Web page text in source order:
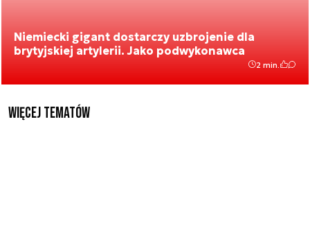
Niemiecki gigant dostarczy uzbrojenie dla
brytyjskiej artylerii. Jako podwykonawca
2 min.
Więcej tematów